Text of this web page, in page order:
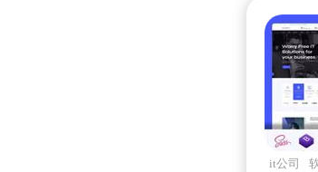
it公司